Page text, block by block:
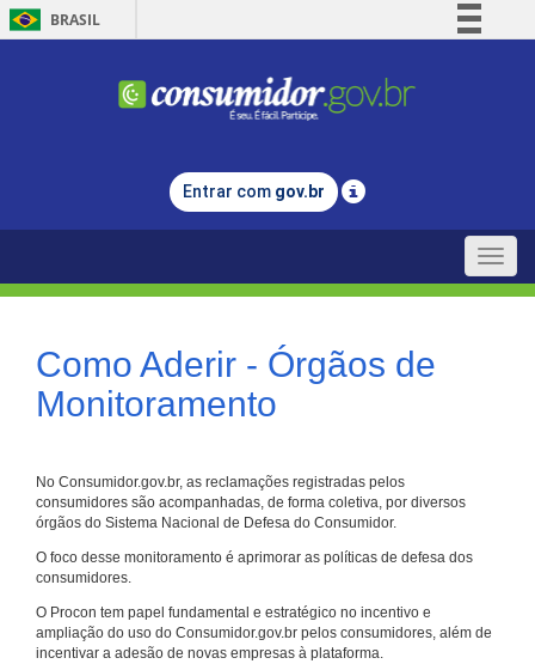
BRASIL
Comunica BR
Legislação
Entrar com gov.br
Toggle
Como Aderir - Órgãos de
Monitoramento
No Consumidor.gov.br, as reclamações registradas pelos
consumidores são acompanhadas, de forma coletiva, por diversos
órgãos do Sistema Nacional de Defesa do Consumidor.
O foco desse monitoramento é aprimorar as políticas de defesa dos
consumidores.
O Procon tem papel fundamental e estratégico no incentivo e
ampliação do uso do Consumidor.gov.br pelos consumidores, além de
incentivar a adesão de novas empresas à plataforma.